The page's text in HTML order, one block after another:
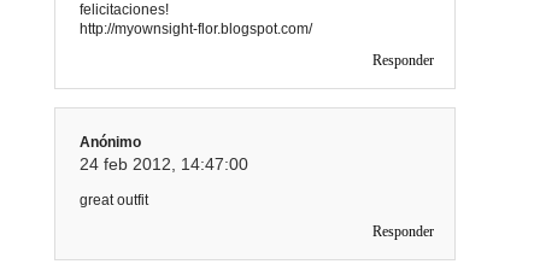
felicitaciones!
http://myownsight-flor.blogspot.com/
Responder
Anónimo
24 feb 2012, 14:47:00
great outfit
Responder